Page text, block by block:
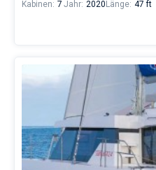
Kabinen: 7 Jahr: 2020 Länge: 47 ft